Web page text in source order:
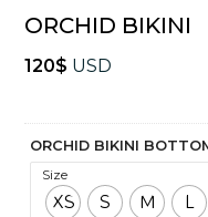
ORCHID BIKINI
120$ USD
ORCHID BIKINI
Size
XS S M L